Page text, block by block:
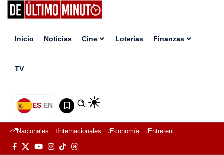
Inicio Noticias Cine Loterías Finanzas
TV
ES|EN
Nacionales Internacionales Economía Entretenimiento